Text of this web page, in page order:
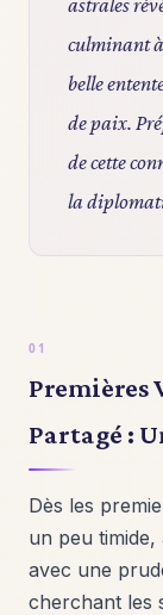
culminant
belle
de paix.
de cette
la
Premières
Partagé :
Dès les
un peu
avec une
cherchant les